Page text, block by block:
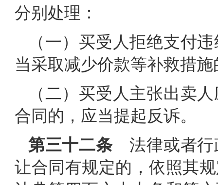
分别处理：
（一）买受人拒绝支付
当采取减少价款等补救措
（二）买受人主张出卖
合同的，应当提起反诉。
第三十二条法律或者行
让合同有规定的，依照其